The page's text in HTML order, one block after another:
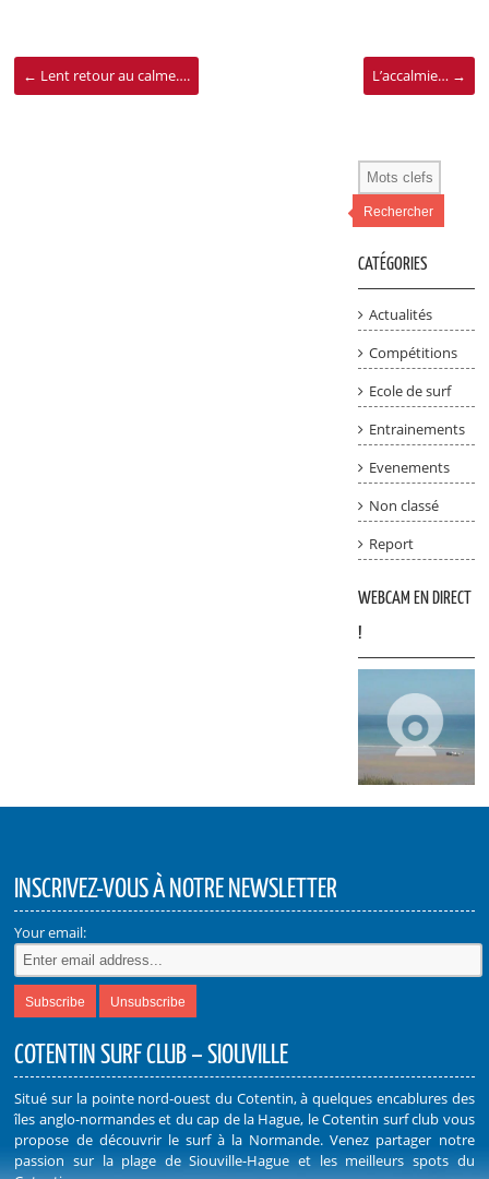
← Lent retour au calme…. L’accalmie… →
Rechercher
CATÉGORIES
Actualités
Compétitions
Ecole de surf
Entrainements
Evenements
Non classé
Report
WEBCAM EN DIRECT
!
INSCRIVEZ-VOUS À NOTRE NEWSLETTER
Your email:
COTENTIN SURF CLUB – SIOUVILLE
Situé sur la pointe nord-ouest du Cotentin, à quelques encablures des
îles anglo-normandes et du cap de la Hague, le Cotentin surf club vous
propose de découvrir le surf à la Normande. Venez partager notre
passion sur la plage de Siouville-Hague et les meilleurs spots du